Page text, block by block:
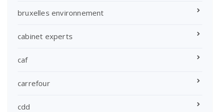
bruxelles environnement
cabinet experts
caf
carrefour
cdd